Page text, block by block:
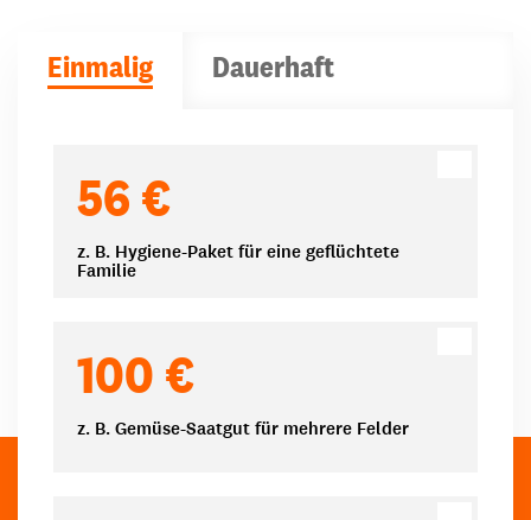
Einmalig Dauerhaft
56 €
z. B. Hygiene-Paket für eine geflüchtete
Familie
100 €
z. B. Gemüse-Saatgut für mehrere Felder